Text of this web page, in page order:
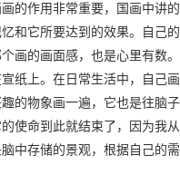
的作用非常重要，国画中讲的
和它所要达到的效果。自己的
画的画面感，也是心里有数。
纸上。在日常生活中，自己画
的物象画一遍，它也是往脑子
使命到此就结束了，因为我从
中存储的景观，根据自己的需